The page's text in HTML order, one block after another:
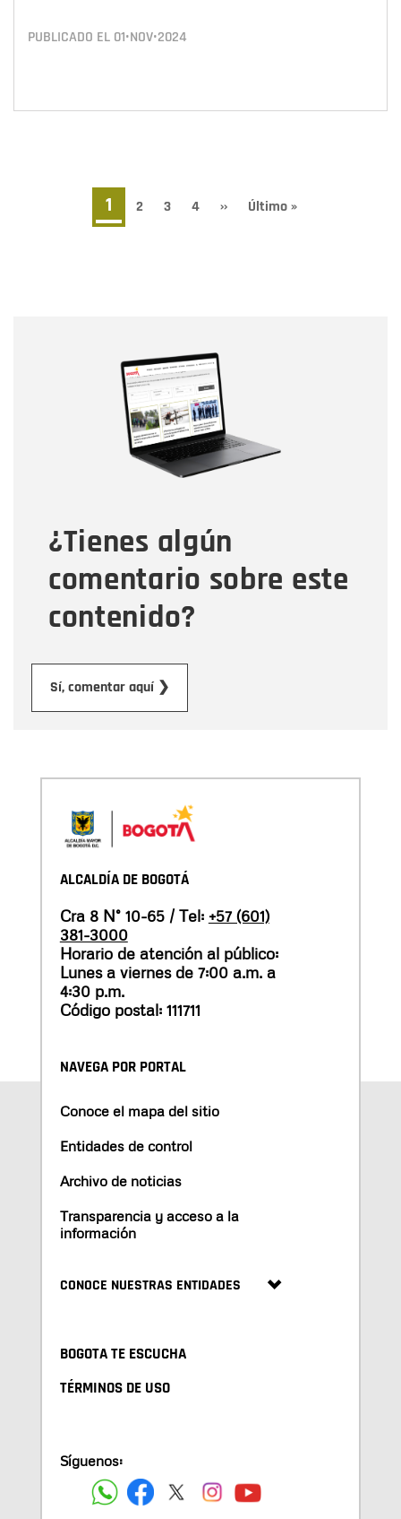
PUBLICADO EL 01•NOV•2024
Página
actual
1 Page
2 Page
3 Page
4
Siguiente
››
Última
Último »
¿Tienes algún
comentario sobre este
contenido?
Sí, comentar aquí ❯
Correo electrónico
Tipo de comentario
Mensaje
ALCALDÍA DE BOGOTÁ
Cra 8 N° 10-65 / Tel: +57 (601)
381-3000
Horario de atención al público:
Lunes a viernes de 7:00 a.m. a
4:30 p.m.
Código postal: 111711
NAVEGA POR PORTAL
Conoce el mapa del sitio
Entidades de control
Archivo de noticias
Transparencia y acceso a la
información
CONOCE NUESTRAS ENTIDADES
BOGOTA TE ESCUCHA
TÉRMINOS DE USO
Síguenos: